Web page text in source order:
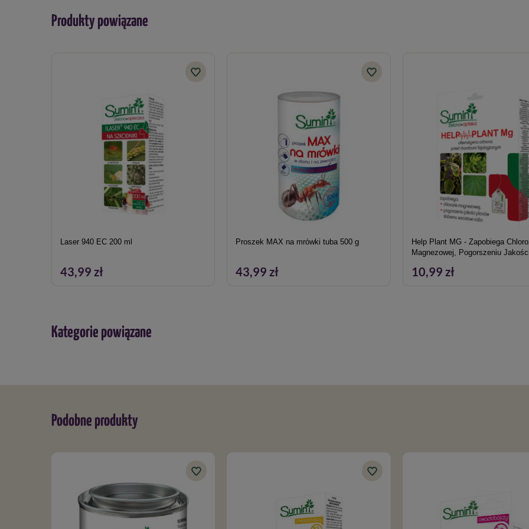
Produkty powiązane
Laser 940 EC 200 ml
43,99 zł
Proszek MAX na mrówki tuba 500 g
43,99 zł
Help Plant MG - Zapobiega
Magnezowej, Pogorszeniu
10,99 zł
Kategorie powiązane
Podobne produkty